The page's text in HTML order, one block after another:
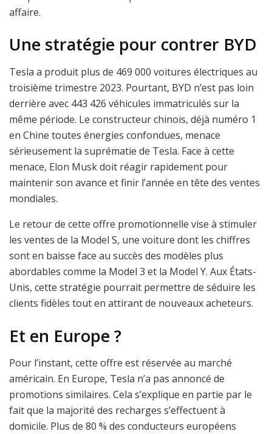
affaire.
Une stratégie pour contrer BYD
Tesla a produit plus de 469 000 voitures électriques au
troisième trimestre 2023. Pourtant, BYD n’est pas loin
derrière avec 443 426 véhicules immatriculés sur la
même période. Le constructeur chinois, déjà numéro 1
en Chine toutes énergies confondues, menace
sérieusement la suprématie de Tesla. Face à cette
menace, Elon Musk doit réagir rapidement pour
maintenir son avance et finir l’année en tête des ventes
mondiales.
Le retour de cette offre promotionnelle vise à stimuler
les ventes de la Model S, une voiture dont les chiffres
sont en baisse face au succès des modèles plus
abordables comme la Model 3 et la Model Y. Aux États-
Unis, cette stratégie pourrait permettre de séduire les
clients fidèles tout en attirant de nouveaux acheteurs.
Et en Europe ?
Pour l’instant, cette offre est réservée au marché
américain. En Europe, Tesla n’a pas annoncé de
promotions similaires. Cela s’explique en partie par le
fait que la majorité des recharges s’effectuent à
domicile. Plus de 80 % des conducteurs européens